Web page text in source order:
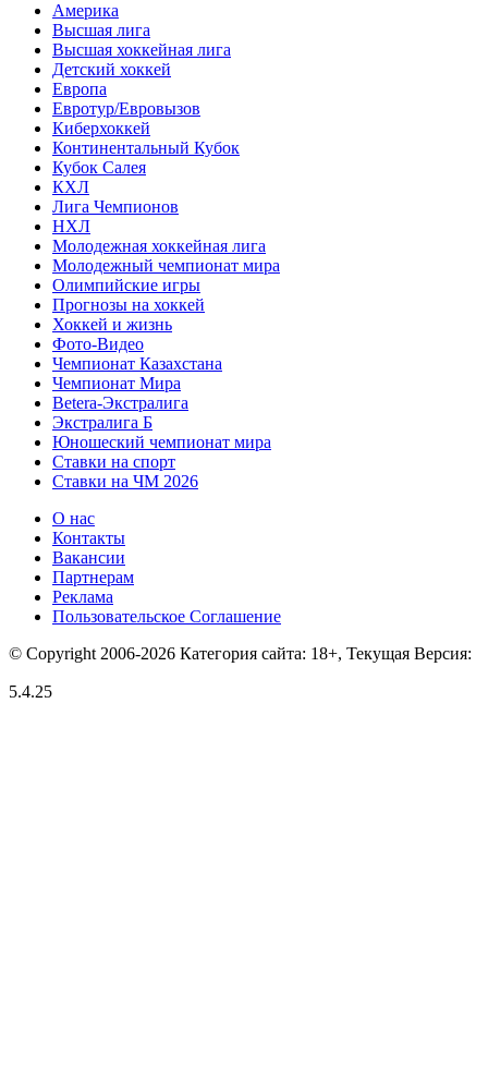
Америка
Высшая лига
Высшая хоккейная лига
Детский хоккей
Европа
Евротур/Евровызов
Киберхоккей
Континентальный Кубок
Кубок Салея
КХЛ
Лига Чемпионов
НХЛ
Молодежная хоккейная лига
Молодежный чемпионат мира
Олимпийские игры
Прогнозы на хоккей
Хоккей и жизнь
Фото-Видео
Чемпионат Казахстана
Чемпионат Мира
Betera-Экстралига
Экстралига Б
Юношеский чемпионат мира
Ставки на спорт
Ставки на ЧМ 2026
О нас
Контакты
Вакансии
Партнерам
Реклама
Пользовательское Соглашение
© Copyright 2006-2026 Категория сайта: 18+, Текущая Версия:
5.4.25